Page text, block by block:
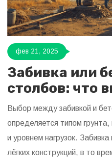
фев 21, 2025
Забивка или
столбов: что
Выбор между забивкой и
определяется типом
и уровнем нагрузок.
лёгких конструкций, в то